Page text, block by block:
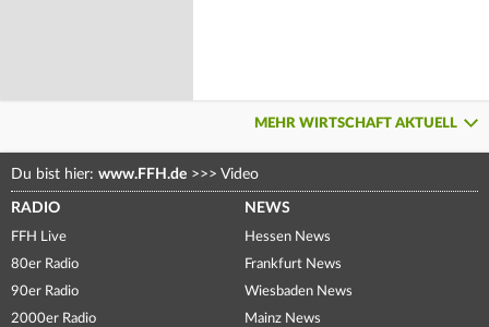
MEHR WIRTSCHAFT AKTUELL
Du bist hier: www.FFH.de >>> Video
RADIO
FFH Live
80er Radio
90er Radio
2000er Radio
NEWS
Hessen News
Frankfurt News
Wiesbaden News
Mainz News